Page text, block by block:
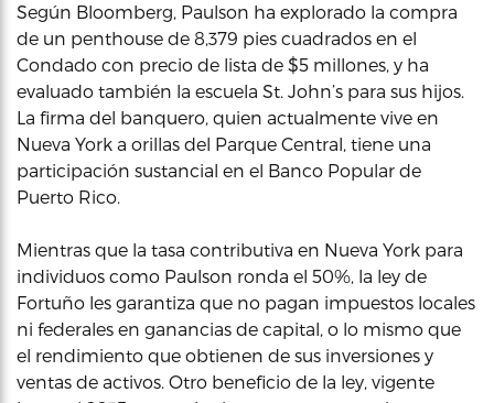
Según Bloomberg, Paulson ha explorado la compra
de un penthouse de 8,379 pies cuadrados en el
Condado con precio de lista de $5 millones, y ha
evaluado también la escuela St. John’s para sus hijos.
La firma del banquero, quien actualmente vive en
Nueva York a orillas del Parque Central, tiene una
participación sustancial en el Banco Popular de
Puerto Rico.
Mientras que la tasa contributiva en Nueva York para
individuos como Paulson ronda el 50%, la ley de
Fortuño les garantiza que no pagan impuestos locales
ni federales en ganancias de capital, o lo mismo que
el rendimiento que obtienen de sus inversiones y
ventas de activos. Otro beneficio de la ley, vigente